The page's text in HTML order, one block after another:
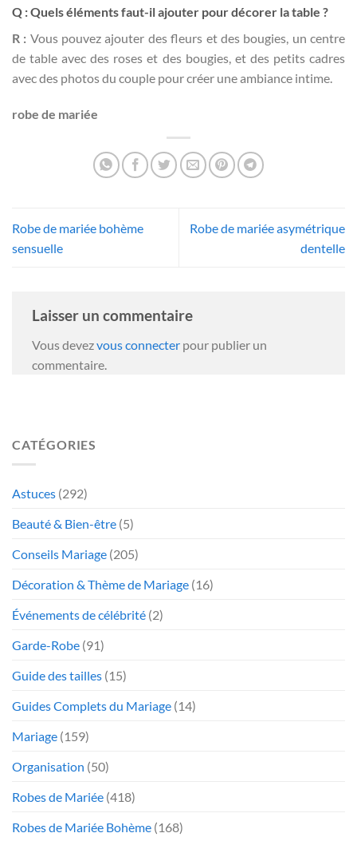
Q : Quels éléments faut-il ajouter pour décorer la table ?
R : Vous pouvez ajouter des fleurs et des bougies, un centre
de table avec des roses et des bougies, et des petits cadres
avec des photos du couple pour créer une ambiance intime.
robe de mariée
Robe de mariée bohème
sensuelle
Robe de mariée asymétrique
dentelle
Laisser un commentaire
Vous devezvous connecter pour publier un
commentaire.
CATÉGORIES
Astuces (292)
Beauté & Bien-être (5)
Conseils Mariage (205)
Décoration & Thème de Mariage (16)
Événements de célébrité (2)
Garde-Robe (91)
Guide des tailles (15)
Guides Complets du Mariage (14)
Mariage (159)
Organisation (50)
Robes de Mariée (418)
Robes de Mariée Bohème (168)